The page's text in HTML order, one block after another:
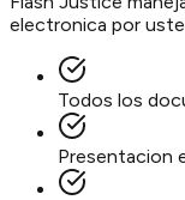
electronica por
Todos los
Presentacion